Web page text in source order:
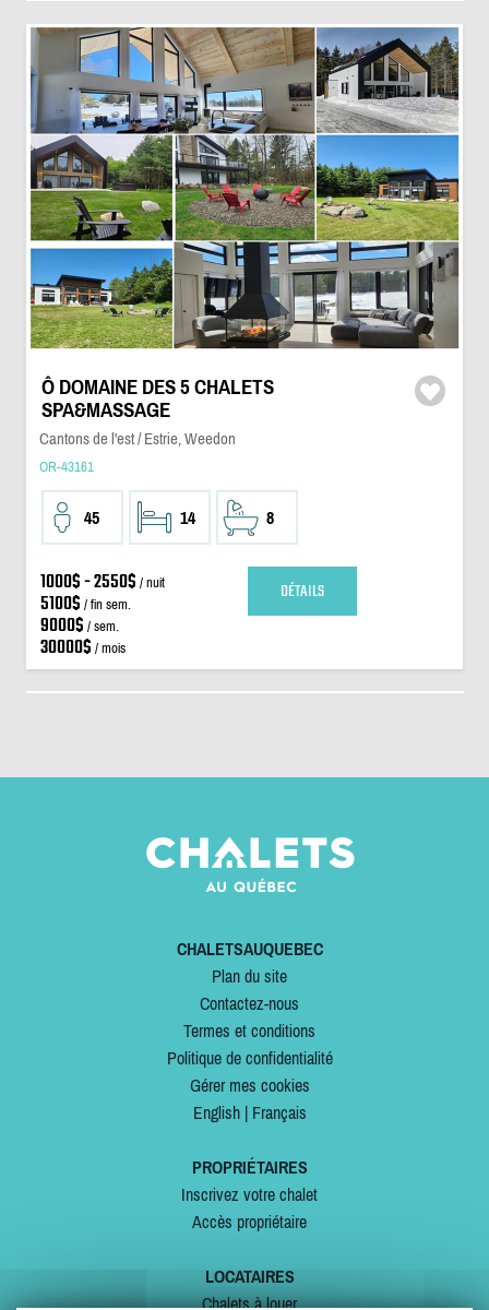
Ô DOMAINE DES 5 CHALETS
SPA&MASSAGE
Cantons de l'est / Estrie, Weedon
OR-43161
45 14 8
1000$ - 2550$ / nuit
5100$ / fin sem.
9000$ / sem.
30000$ / mois
DÉTAILS
CHALETSAUQUEBEC
Plan du site
Contactez-nous
Termes et conditions
Politique de confidentialité
Gérer mes cookies
English| Français
PROPRIÉTAIRES
Inscrivez votre chalet
Accès propriétaire
LOCATAIRES
Chalets à louer